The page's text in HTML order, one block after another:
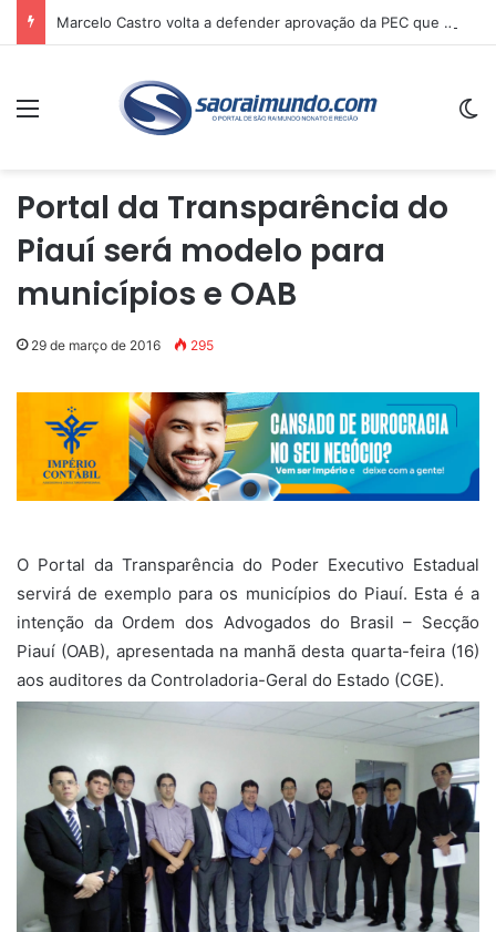
Marcelo Castro volta a defender aprovação da PEC que acaba com a escala 6×1 e avalia clima no Senado
Menu
Portal da Transparência do
Piauí será modelo para
municípios e OAB
29 de março de 2016 295
O Portal da Transparência do Poder Executivo Estadual
servirá de exemplo para os municípios do Piauí. Esta é a
intenção da Ordem dos Advogados do Brasil – Secção
Piauí (OAB), apresentada na manhã desta quarta-feira (16)
aos auditores da Controladoria-Geral do Estado (CGE).